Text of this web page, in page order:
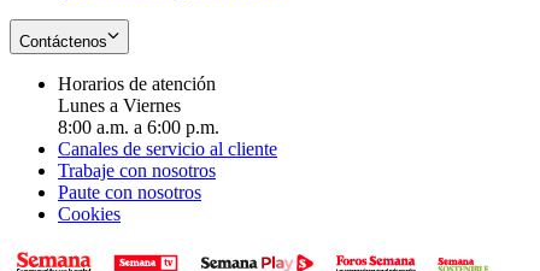
Contáctenos
Horarios de atención
Lunes a Viernes
8:00 a.m. a 6:00 p.m.
Canales de servicio al cliente
Trabaje con nosotros
Paute con nosotros
Cookies